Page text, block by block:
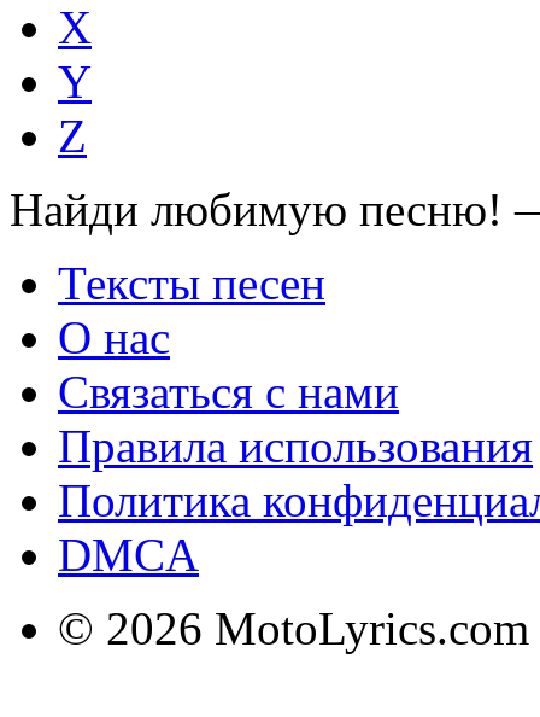
X
Y
Z
Найди любимую песню!
Тексты песен
О нас
Связаться с нами
Правила использования
Политика
DMCA
© 2026